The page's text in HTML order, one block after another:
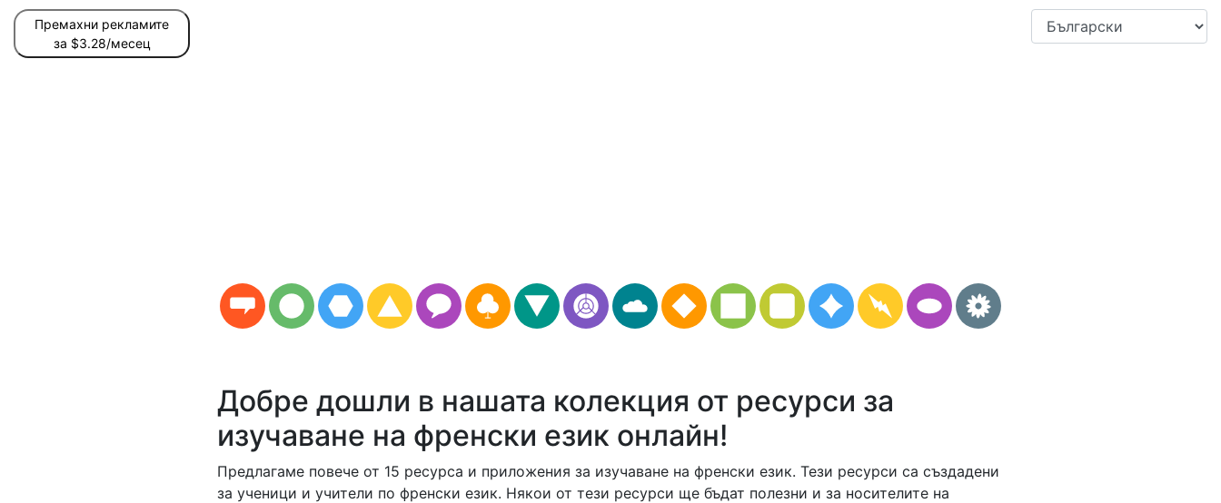
Премахни рекламите
за $3.28/месец
Добре дошли в нашата колекция от ресурси за
изучаване на френски език онлайн!
Предлагаме повече от 15 ресурса и приложения за изучаване на френски език. Тези ресурси са създадени
за ученици и учители по френски език. Някои от тези ресурси ще бъдат полезни и за носителите на